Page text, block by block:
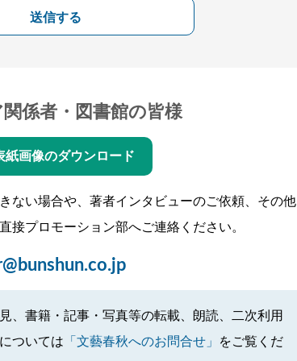
送信する
係者・図書館の皆様
紙画像のダウンロード
ない場合や、著者インタビューのご依頼、その他
接プロモーション部へご連絡ください。
、書籍・記事・写真等の転載、朗読、二次利用
ついては 「文藝春秋へのお問合せ」 をご覧くだ